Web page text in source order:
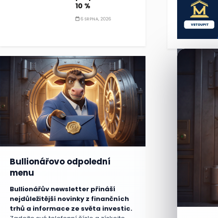
10 %
6 SRPNA, 2026
Bullionářovo odpolední
menu
Bullionářův newsletter přináší
nejdůležitější novinky z finančních
trhů a informace ze světa investic.